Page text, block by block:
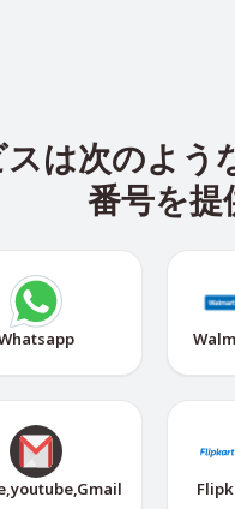
は次のよう
番号を提